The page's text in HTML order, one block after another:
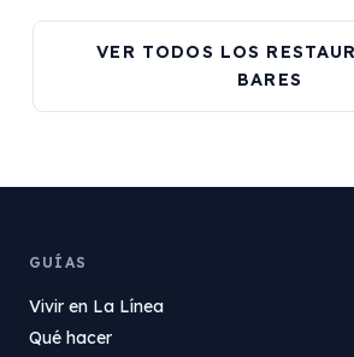
VER TODOS LOS
BARES
GUÍAS
Vivir en La Línea
Qué hacer